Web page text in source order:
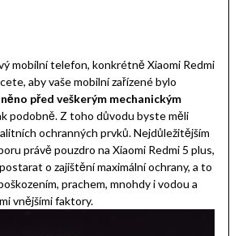
mobilní telefon, konkrétně Xiaomi Redmi
aby vaše mobilní zařízené bylo
před veškerým mechanickým
podobně. Z toho důvodu byste měli
ochranných prvků. Nejdůležitějším
právěpouzdro na Xiaomi Redmi 5 plus,
o zajištění maximální ochrany, a to
prachem, mnohdy i vodou a
vnějšími faktory.